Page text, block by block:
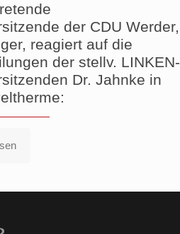
der CDU Werder,
reagiert auf die
der stellv. LINKEN-
Dr. Jahnke in